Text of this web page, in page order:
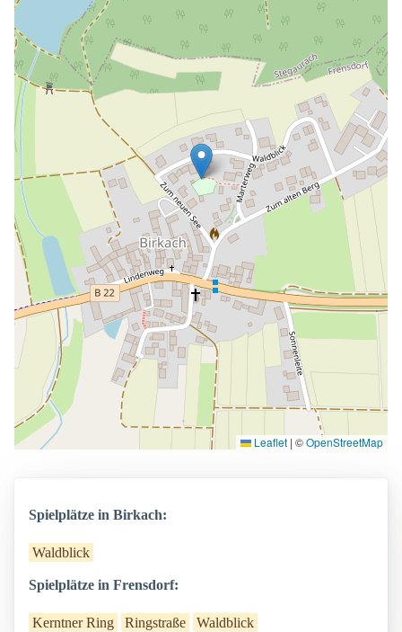
Leaflet | ©OpenStreetMap
Spielplätze in Birkach:
Waldblick
Spielplätze in Frensdorf:
Kerntner Ring Ringstraße Waldblick